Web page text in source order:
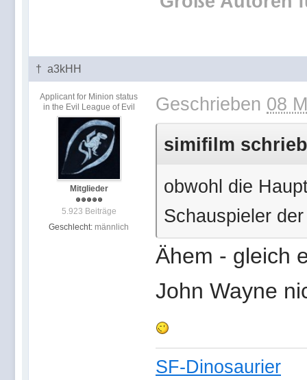
† a3kHH
Applicant for Minion status
in the Evil League of Evil
Mitglieder
5.923 Beiträge
Geschlecht: männlich
Geschrieben 08
simifilm schrieb
obwohl die
Schauspieler
Ähem - gleich
John Wayne
SF-Dinosaurier